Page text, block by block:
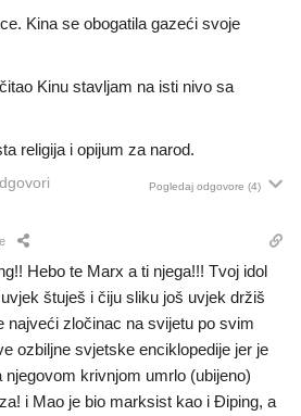
Kina se obogatila gazeći svoje
Kinu stavljam na isti nivo sa
religija i opijum za narod.
Pogledaj odgovore (4)
Hebo te Marx a ti njega!!! Tvoj idol
štuješ i čiju sliku još uvjek držiš
najveći zločinac na svijetu po svim
ozbiljne svjetske enciklopedije jer je
njegovom krivnjom umrlo (ubijeno)
i Mao je bio marksist kao i Điping, a